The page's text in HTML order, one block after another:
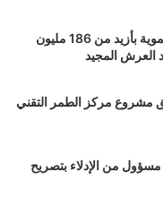
عامل إقليم صفرو يطلق ويدشن مشاريع تنموية بأزيد من 186 مليون
العرش المجيد
مشروع مركز الطمر التقني
من الإدلاء بتصريح